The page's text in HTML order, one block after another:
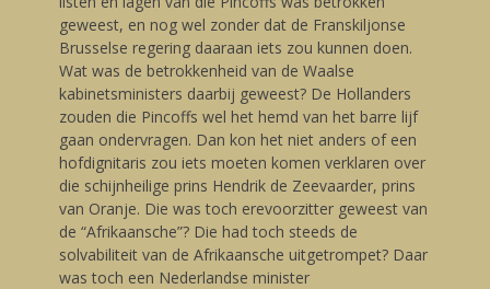
geweest, en nog wel zonder dat de Franskiljonse
Brusselse regering daaraan iets zou kunnen doen.
Wat was de betrokkenheid van de Waalse
kabinetsministers daarbij geweest? De Hollanders
zouden die Pincoffs wel het hemd van het barre lijf
gaan ondervragen. Dan kon het niet anders of een
hofdignitaris zou iets moeten komen verklaren over
die schijnheilige prins Hendrik de Zeevaarder, prins
van Oranje. Die was toch erevoorzitter geweest van
de “Afrikaansche”? Die had toch steeds de
solvabiliteit van de Afrikaansche uitgetrompet? Daar
was toch een Nederlandse minister